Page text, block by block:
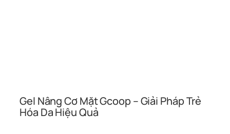
Gel Nâng Cơ Mặt Gcoop – Giải Pháp Trẻ
Hóa Da Hiệu Quả